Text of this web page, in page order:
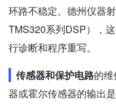
环路不稳定。德州仪器
TMS320系列DSP），
行诊断和程序重写。
传感器和保护电路的
器或霍尔传感器的输出